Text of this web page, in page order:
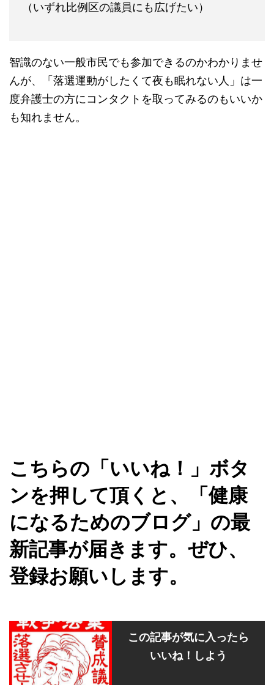
（いずれ比例区の議員にも広げたい）
智識のない一般市民でも参加できるのかわかりませ
んが、「落選運動がしたくて夜も眠れない人」は一
度弁護士の方にコンタクトを取ってみるのもいいか
も知れません。
こちらの「いいね！」ボタ
ンを押して頂くと、「健康
になるためのブログ」の最
新記事が届きます。ぜひ、
登録お願いします。
この記事が気に入ったら
いいね！しよう